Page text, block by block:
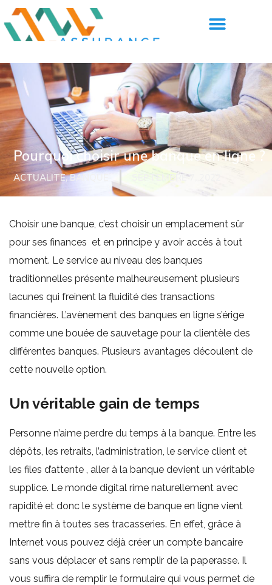
Pourquoi choisir une banque en ligne ?
ACTUALITE,BANQUE SEPTEMBRE 7, 2022
Choisir une banque, c’est choisir un emplacement sûr
pour ses finances et en principe y avoir accès à tout
moment. Le service au niveau des banques
traditionnelles présente malheureusement plusieurs
lacunes qui freinent la fluidité des transactions
financières. L’avènement des banques en ligne s’érige
comme une bouée de sauvetage pour la clientèle des
différentes banques. Plusieurs avantages découlent de
cette nouvelle option.
Un véritable gain de temps
Personne n’aime perdre du temps à la banque. Entre les
dépôts, les retraits, l’administration, le service client et
les files d’attente , aller à la banque devient un véritable
supplice. Le monde digital rime naturellement avec
rapidité et donc le système de banque en ligne vient
mettre fin à toutes ses tracasseries. En effet, grâce à
Internet vous pouvez déjà créer un compte bancaire
sans vous déplacer et sans remplir de la paperasse. Il
vous suffira de remplir le formulaire qui vous permet de